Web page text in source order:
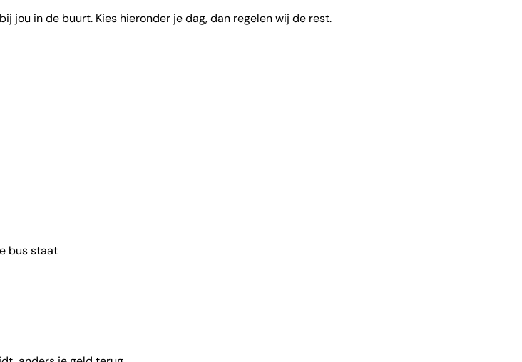
jou in de buurt. Kies hieronder je dag, dan regelen wij de rest.
bus staat